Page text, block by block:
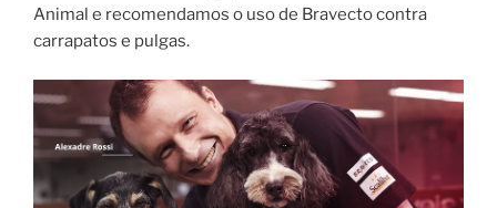
Animal e recomendamos o uso de Bravecto contra
carrapatos e pulgas.